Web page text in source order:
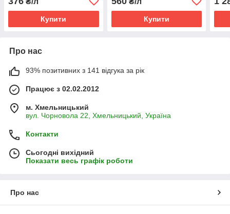
циперметрин, 100 г/л)
Купити Купити
г\л)
Про нас
93% позитивних з 141 відгука за рік
Працює з 02.02.2012
м. Хмельницький
вул. Чорновола 22, Хмельницький, Україна
Контакти
Сьогодні вихідний
Показати весь графік роботи
Про нас